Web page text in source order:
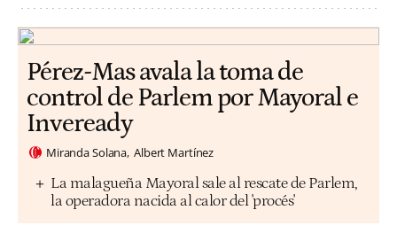
Pérez-Mas avala la toma de
control de Parlem por Mayoral e
Inveready
Miranda Solana Albert Martínez
La malagueña Mayoral sale al rescate de Parlem,
la operadora nacida al calor del 'procés'